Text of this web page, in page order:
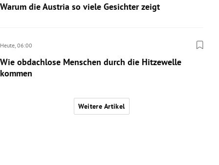
Warum die Austria so viele Gesichter zeigt
Heute, 06:00
Wie obdachlose Menschen durch die Hitzewelle
kommen
Weitere Artikel